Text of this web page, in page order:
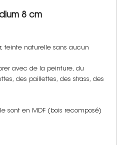
8 cm
teinte naturelle sans aucun
avec de la peinture, du
des paillettes, des strass, des
sont en MDF (bois recomposé)